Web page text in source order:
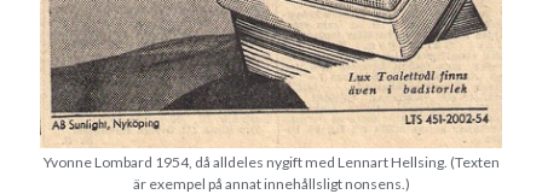
Yvonne Lombard 1954, då alldeles nygift med Lennart Hellsing. (Texten
är exempel på annat innehållsligt nonsens.)